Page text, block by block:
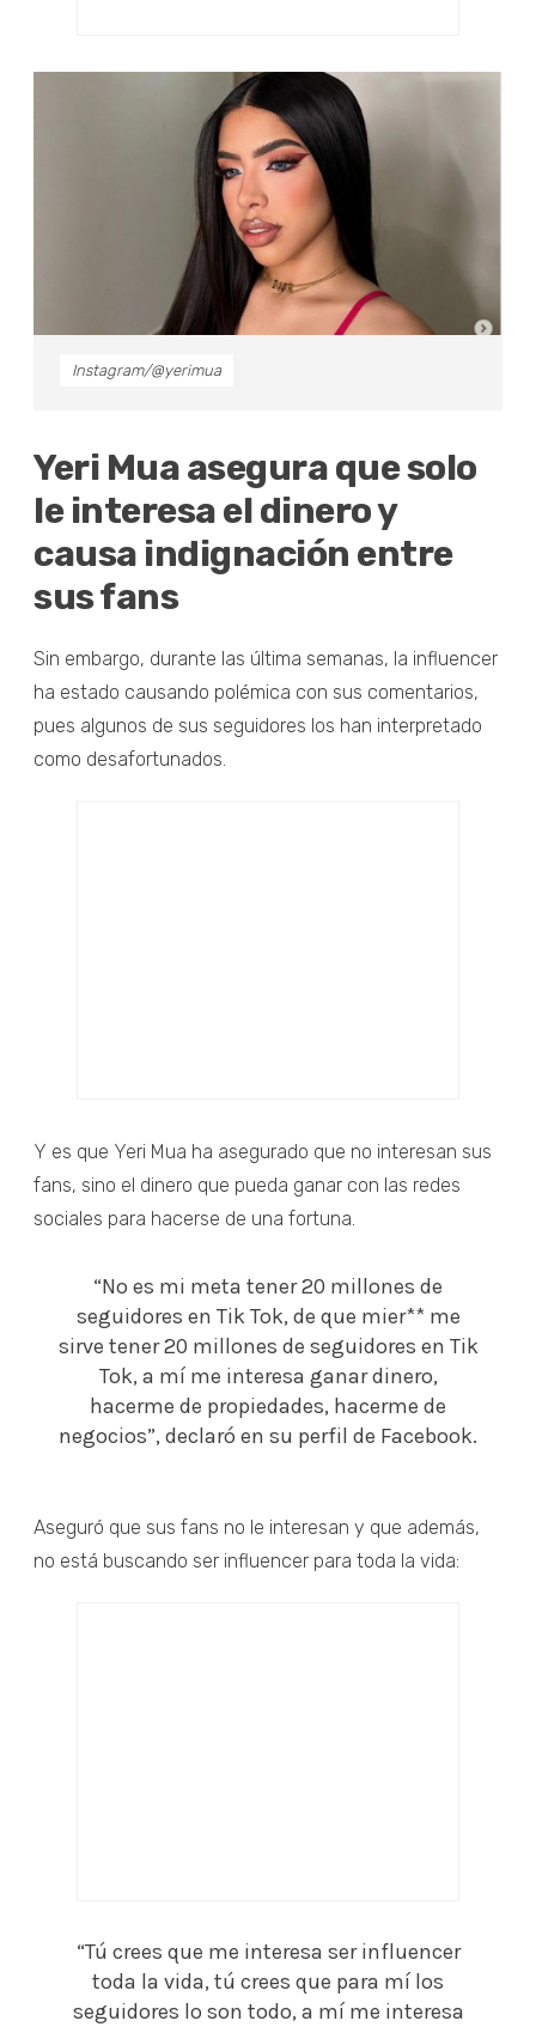
Instagram/@yerimua
Yeri Mua asegura que solo
le interesa el dinero y
causa indignación entre
sus fans
Sin embargo, durante las última semanas, la influencer
ha estado causando polémica con sus comentarios,
pues algunos de sus seguidores los han interpretado
como desafortunados.
Y es que Yeri Mua ha asegurado que no interesan sus
fans, sino el dinero que pueda ganar con las redes
sociales para hacerse de una fortuna.
“No es mi meta tener 20 millones de
seguidores en Tik Tok, de que mier** me
sirve tener 20 millones de seguidores en Tik
Tok, a mí me interesa ganar dinero,
hacerme de propiedades, hacerme de
negocios”, declaró en su perfil de Facebook.
Aseguró que sus fans no le interesan y que además,
no está buscando ser influencer para toda la vida:
“Tú crees que me interesa ser influencer
toda la vida, tú crees que para mí los
seguidores lo son todo, a mí me interesa